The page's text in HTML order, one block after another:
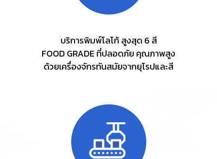
บริการพิมพ์โลโก้ สูงสุด 6 สี
FOOD GRADE ที่ปลอดภัย คุณภาพสูง
ด้วยเครื่องจักรทันสมัยจากยุโรปและสี